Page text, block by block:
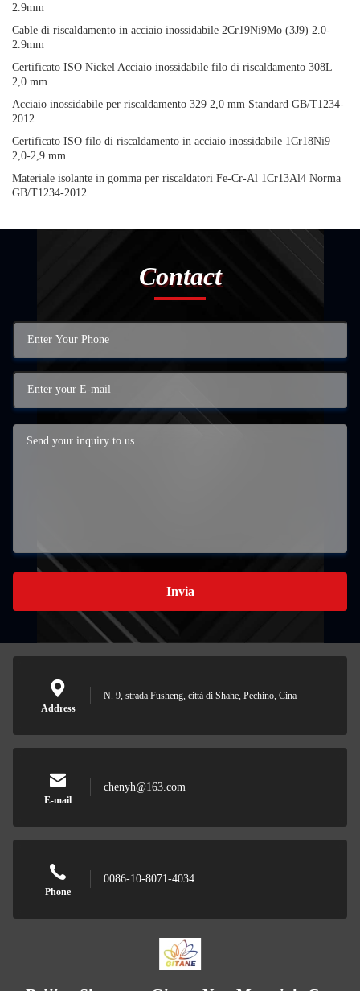
2.9mm
Cable di riscaldamento in acciaio inossidabile 2Cr19Ni9Mo (3J9) 2.0-
2.9mm
Certificato ISO Nickel Acciaio inossidabile filo di riscaldamento 308L
2,0 mm
Acciaio inossidabile per riscaldamento 329 2,0 mm Standard GB/T1234-
2012
Certificato ISO filo di riscaldamento in acciaio inossidabile 1Cr18Ni9
2,0-2,9 mm
Materiale isolante in gomma per riscaldatori Fe-Cr-Al 1Cr13Al4 Norma
GB/T1234-2012
Contact
Invia
Address
N. 9, strada Fusheng, città di Shahe, Pechino, Cina
E-mail
chenyh@163.com
Phone
0086-10-8071-4034